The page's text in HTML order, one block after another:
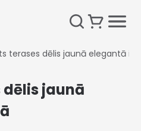
terases dēlis jaunā elegantā
dēlis jaunā